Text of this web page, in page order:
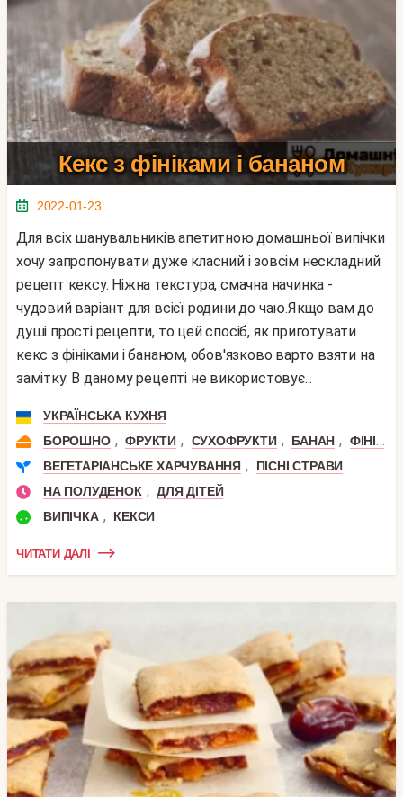
Кекс з фініками і бананом
2022-01-23
Для всіх шанувальників апетитною домашньої випічки
хочу запропонувати дуже класний і зовсім нескладний
рецепт кексу. Ніжна текстура, смачна начинка -
чудовий варіант для всієї родини до чаю.Якщо вам до
душі прості рецепти, то цей спосіб, як приготувати
кекс з фініками і бананом, обов'язково варто взяти на
замітку. В даному рецепті не використовує...
УКРАЇНСЬКА КУХНЯ
БОРОШНО , ФРУКТИ , СУХОФРУКТИ , БАНАН ,
ФІНІК
ВЕГЕТАРІАНСЬКЕ ХАРЧУВАННЯ ,
ПІСНІ СТРАВИ
НА ПОЛУДЕНОК , ДЛЯ ДІТЕЙ
ВИПІЧКА , КЕКСИ
ЧИТАТИ ДАЛІ